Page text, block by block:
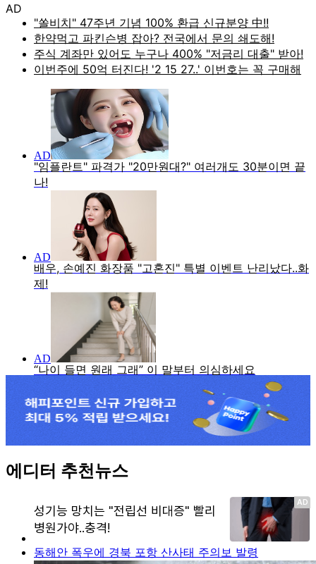
AD
에디터 추천뉴스
동해안 폭우에 경북 포항 산사태 주의보 발령